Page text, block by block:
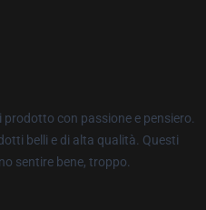
con passione e pensiero.
belli e di alta qualità. Questi
sentire bene, troppo.